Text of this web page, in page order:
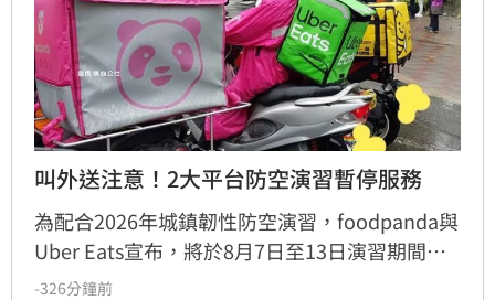
叫外送注意！2大平台防空演習暫停服務
為配合2026年城鎮韌性防空演習，foodpanda與
Uber Eats宣布，將於8月7日至13日演習期間暫
停全台各區域的外送與自取服務。兩大平台皆會
-326分鐘前